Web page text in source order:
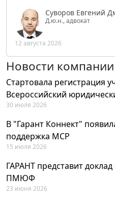
Суворов Евгений
Д.ю.н., адвокат
12 августа 2026
Новости компании
Стартовала регистрация
Всероссийский
30 июля 2026
В "Гарант Коннект"
поддержка MCP
15 июля 2026
ГАРАНТ представит
ПМЮФ
23 июня 2026